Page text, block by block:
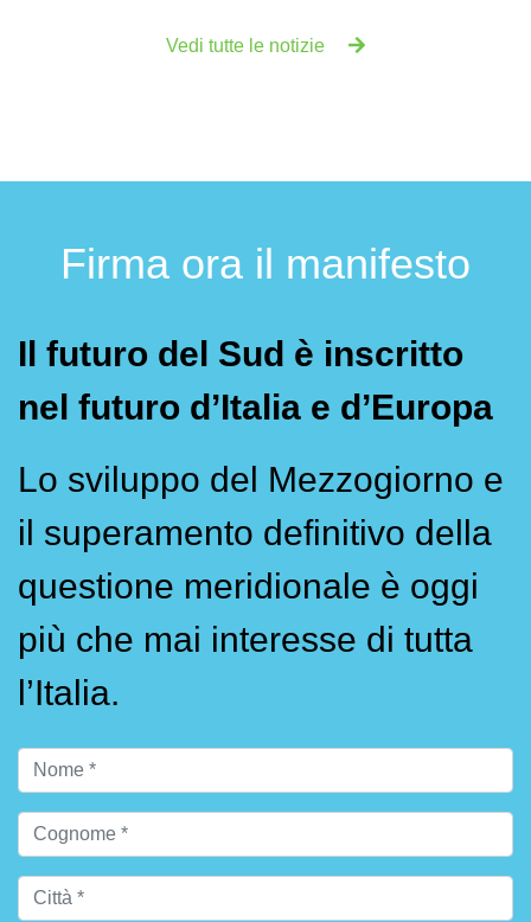
Vedi tutte le notizie
Firma ora il manifesto
Il futuro del Sud è inscritto
nel futuro d’Italia e d’Europa
Lo sviluppo del Mezzogiorno e
il superamento definitivo della
questione meridionale è oggi
più che mai interesse di tutta
l’Italia.